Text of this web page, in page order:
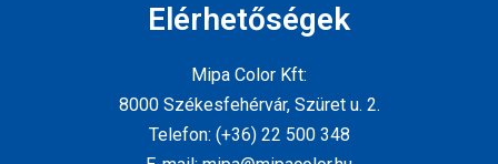
Elérhetőségek
Mipa Color Kft:
8000 Székesfehérvár, Szüret u. 2.
Telefon: (+36) 22 500 348